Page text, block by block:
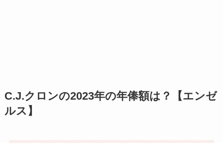
C.J.クロンの2023年の年俸額は？【エンゼ
ルス】